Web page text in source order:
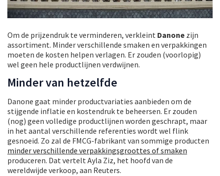
Om de prijzendruk te verminderen, verkleint Danone zijn
assortiment. Minder verschillende smaken en verpakkingen
moeten de kosten helpen verlagen. Er zouden (voorlopig)
wel geen hele productlijnen verdwijnen.
Minder van hetzelfde
Danone gaat minder productvariaties aanbieden om de
stijgende inflatie en kostendruk te beheersen. Er zouden
(nog) geen volledige productlijnen worden geschrapt, maar
in het aantal verschillende referenties wordt wel flink
gesnoeid. Zo zal de FMCG-fabrikant van sommige producten
minder verschillende verpakkingsgroottes of smaken
produceren. Dat vertelt Ayla Ziz, het hoofd van de
wereldwijde verkoop, aan Reuters.